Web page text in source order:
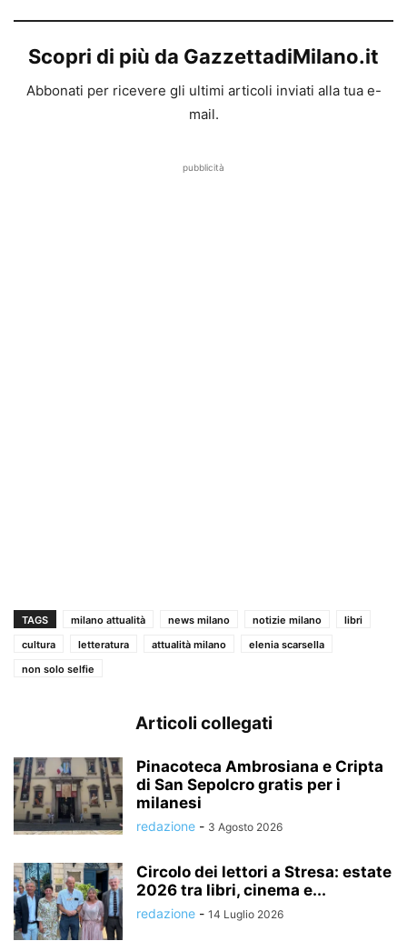
Scopri di più da GazzettadiMilano.it
Abbonati per ricevere gli ultimi articoli inviati alla tua e-
mail.
pubblicità
TAGS milano attualità news milano notizie milano
libri
cultura
letteratura attualità milano
elenia scarsella
non solo selfie
Articoli collegati
Pinacoteca Ambrosiana e Cripta
di San Sepolcro gratis per i
milanesi
redazione - 3 Agosto 2026
Circolo dei lettori a Stresa: estate
2026 tra libri, cinema e...
redazione - 14 Luglio 2026